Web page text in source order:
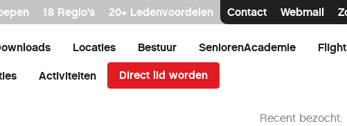
18 Regio's 20+ Ledenvoordelen Contact Webmail
Locaties Bestuur SeniorenAcademie
Activiteiten Direct lid worden
Recent bezocht: